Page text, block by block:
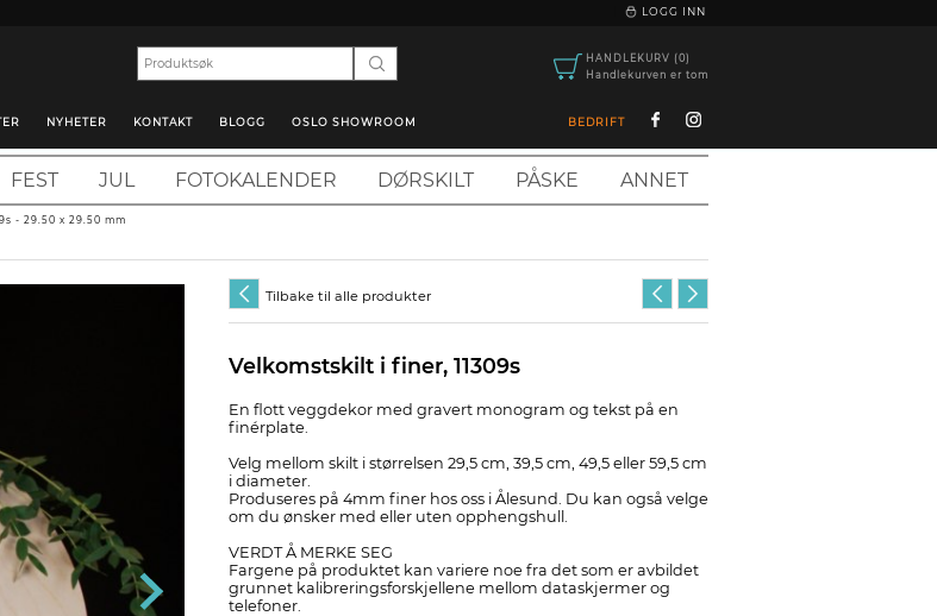
LOGG INN
HANDLEKURV (0)
Handlekurven er tom
NYHETER KONTAKT BLOGG OSLO SHOWROOM BEDRIFT
FEST JUL FOTOKALENDER DØRSKILT PÅSKE ANNET
- 29.50 x 29.50 mm
Tilbake til alle produkter
Velkomstskilt i finer, 11309s
En flott veggdekor med gravert monogram og tekst på en
finérplate.
Velg mellom skilt i størrelsen 29,5 cm, 39,5 cm, 49,5 eller 59,5 cm
i diameter.
Produseres på 4mm finer hos oss i Ålesund. Du kan også velge
om du ønsker med eller uten opphengshull.
VERDT Å MERKE SEG
Fargene på produktet kan variere noe fra det som er avbildet
grunnet kalibreringsforskjellene mellom dataskjermer og
telefoner.